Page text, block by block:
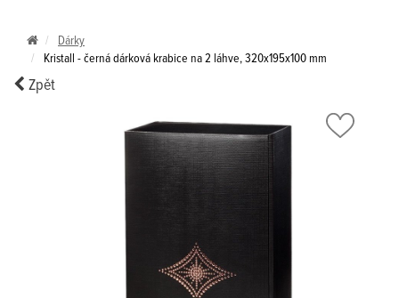
Dárky
Kristall - černá dárková krabice na 2 láhve, 320x195x100 mm
Zpět